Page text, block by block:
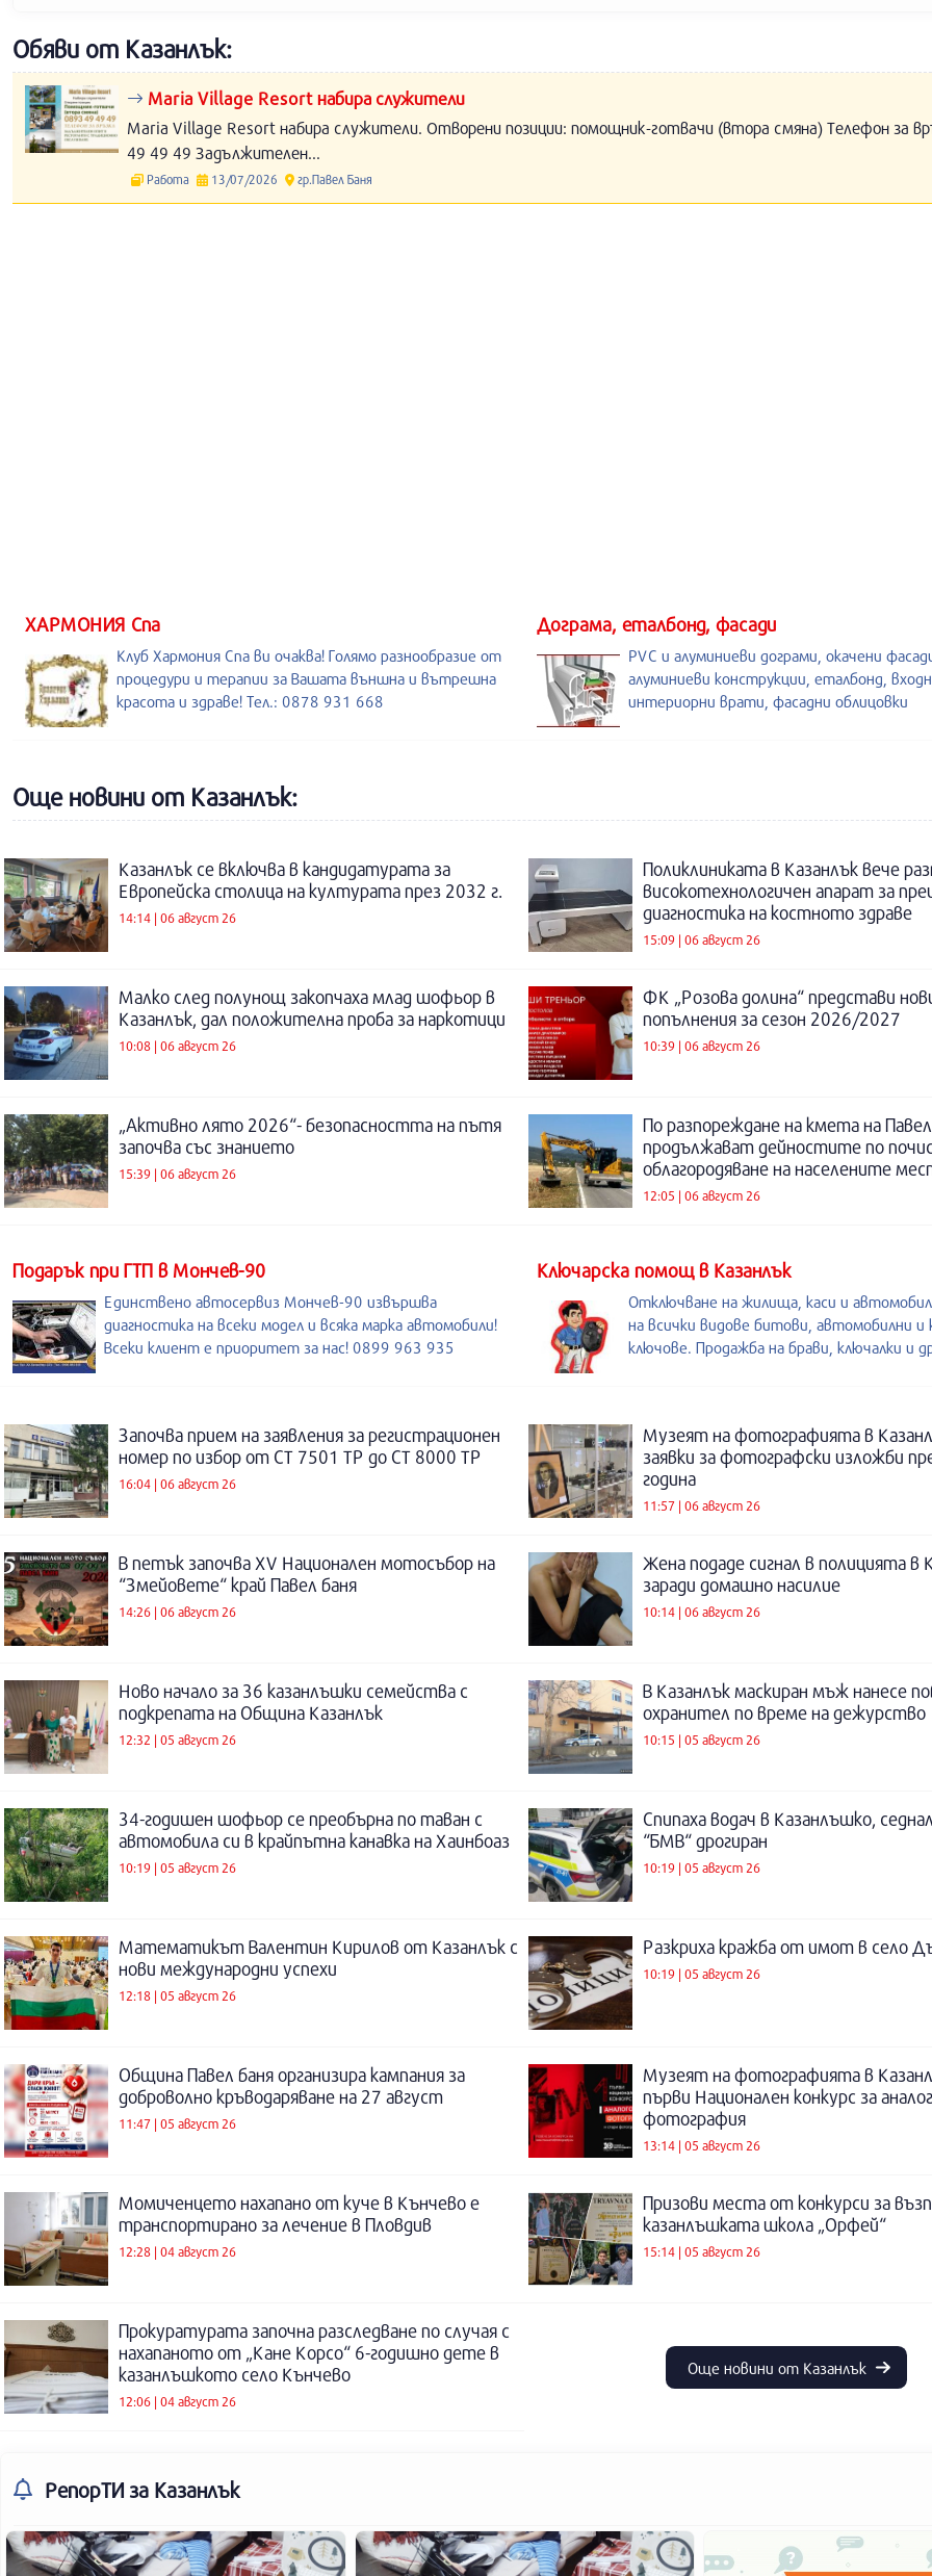
Обяви от Казанлък:
Maria Village Resort набира служители
Maria Village Resort набира служители. Отворени позиции: помощник-готвачи (втора смяна) Телефон за
49 49 49 Задължителен...
Работа 13/07/2026 гр.Павел Баня
ХАРМОНИЯ Спа
Клуб Хармония Спа ви очаква! Голямо разнообразие от
процедури и терапии за Вашата външна и вътрешна
красота и здраве! Тел.: 0878 931 668
Дограма, еталбонд, фасади
PVC и алуминиеви дограми, окачени
алуминиеви конструкции, еталбонд,
интериорни врати, фасадни облицовки
Още новини от Казанлък:
Казанлък се включва в кандидатурата за
Европейска столица на културата през 2032 г.
14:14 | 06 август 26
Поликлиниката в Казанлък вече
високотехнологичен апарат за
диагностика на костното здраве
15:09 | 06 август 26
Малко след полунощ закопчаха млад шофьор в
Казанлък, дал положителна проба за наркотици
10:08 | 06 август 26
ФК „Розова долина“ представи
попълнения за сезон 2026/2027
10:39 | 06 август 26
„Активно лято 2026“- безопасността на пътя
започва със знанието
15:39 | 06 август 26
По разпореждане на кмета на
продължават дейностите по
облагородяване на населените
12:05 | 06 август 26
Подарък при ГТП в Мончев-90
Единствено автосервиз Мончев-90 извършва
диагностика на всеки модел и всяка марка автомобили!
Всеки клиент е приоритет за нас! 0899 963 935
Kлючарска помощ в Казанлък
Отключване на жилища, каси и
на всички видове битови, автомобилни и
ключове. Продажба на брави, ключалки и
Започва прием на заявления за регистрационен
номер по избор от СТ 7501 ТР до СТ 8000 ТР
16:04 | 06 август 26
Музеят на фотографията в
заявки за фотографски изложби
година
11:57 | 06 август 26
В петък започва XV Национален мотосъбор на
“Змейовете“ край Павел баня
14:26 | 06 август 26
Жена подаде сигнал в полицията в
заради домашно насилие
10:14 | 06 август 26
Ново начало за 36 казанлъшки семейства с
подкрепата на Община Казанлък
12:32 | 05 август 26
В Казанлък маскиран мъж нанесе
охранител по време на дежурство
10:15 | 05 август 26
34-годишен шофьор се преобърна по таван с
автомобила си в крайпътна канавка на Хаинбоаз
10:19 | 05 август 26
Спипаха водач в Казанлъшко,
“БМВ“ дрогиран
10:19 | 05 август 26
Математикът Валентин Кирилов от Казанлък с
нови международни успехи
12:18 | 05 август 26
Разкриха кражба от имот в село
10:19 | 05 август 26
Община Павел баня организира кампания за
доброволно кръводаряване на 27 август
11:47 | 05 август 26
Музеят на фотографията в
първи Национален конкурс за
фотография
13:14 | 05 август 26
Момиченцето нахапано от куче в Кънчево е
транспортирано за лечение в Пловдив
12:28 | 04 август 26
Призови места от конкурси за
казанлъшката школа „Орфей“
15:14 | 05 август 26
Прокуратурата започна разследване по случая с
нахапаното от „Кане Корсо“ 6-годишно дете в
казанлъшкото село Кънчево
12:06 | 04 август 26
Още новини от Казанлък
РепорТИ за Казанлък